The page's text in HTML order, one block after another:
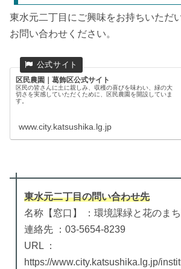
東水元二丁目にご興味をお持ちいただ
お問い合わせください。
区民農園｜葛飾区公式サイト
区民の皆さんに土に親しみ、収穫の喜びを味わい、緑の大
切さを実感していただくために、区民農園を開設していま
す。
www.city.katsushika.lg.jp
東水元二丁目の問い合わせ先
名称【窓口】 ：環境課緑と花のま
連絡先 ：03-5654-8239
URL ：
https://www.city.katsushika.lg.jp/